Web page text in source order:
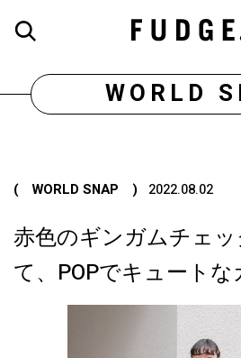
WORLD
( WORLD SNAP ) 2022.08.02
赤色のギンガムチェ
て、POPでキュート